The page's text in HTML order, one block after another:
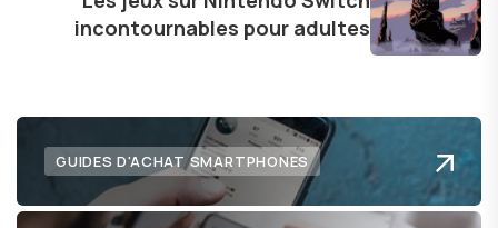
lecteurs un aperçu captivant de ce que le futur
incontournables pour adultes
GUIDES D'ACHAT SMARTPHONES